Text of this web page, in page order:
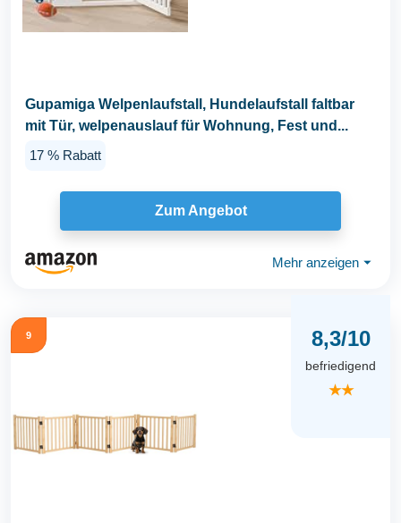
Gupamiga Welpenlaufstall, Hundelaufstall faltbar
mit Tür, welpenauslauf für Wohnung, Fest und...
17 % Rabatt
Zum Angebot
Mehr anzeigen ⏷
9 8,3/10
befriedigend
★★